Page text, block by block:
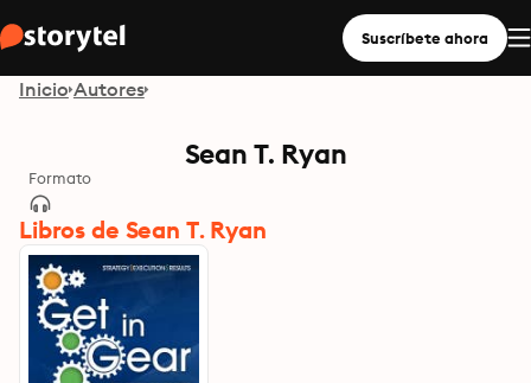
Suscríbete ahora
Inicio Autores
Sean T. Ryan
Formato
Libros de Sean T. Ryan